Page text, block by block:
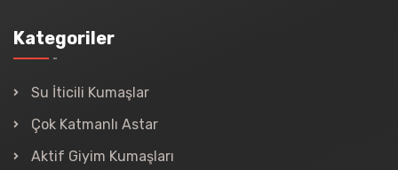
Kategoriler
Su İticili Kumaşlar
Çok Katmanlı Astar
Aktif Giyim Kumaşları